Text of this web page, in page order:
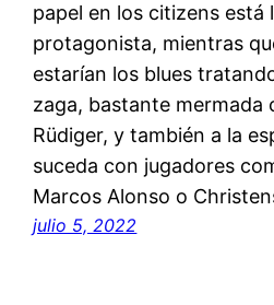
papel en los citizens está
protagonista, mientras
estarían los blues
zaga, bastante mermada
Rüdiger, y también a la
suceda con jugadores
Marcos Alonso o
julio 5, 2022